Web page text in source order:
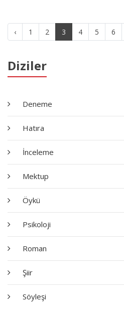
Diziler
Deneme
Hatıra
İnceleme
Mektup
Öykü
Psikoloji
Roman
Şiir
Söyleşi
‹ 1 2 3 4 5 6